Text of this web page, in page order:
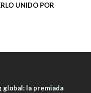
UNIDO POR
la premiada